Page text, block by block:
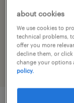
job category
about cookies
We use cookies to
technical problems,
offer you more
decline them, or
change your options
policy.